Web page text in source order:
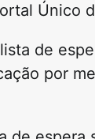
Único
de
por